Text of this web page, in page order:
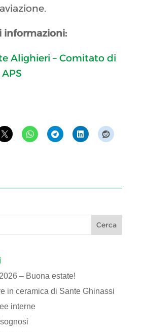
informazioni:
Alighieri – Comitato di
– Buona estate!
in ceramica di Sante Ghinassi
interne